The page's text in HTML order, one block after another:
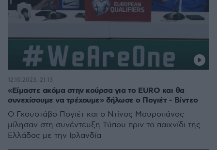
«Είμαστε ακόμα στην κούρσα για το EURO και θα
συνεχίσουμε να τρέχουμε» δήλωσε ο Πογιέτ - Βίντεο
Ο Γκουστάβο Πογιέτ και ο Ντίνος Μαυροπάνος
μίλησαν στη συνέντευξη Τύπου πριν το παιχνίδι της
Ελλάδας με την Ιρλανδία
12.10.2023, 21:13